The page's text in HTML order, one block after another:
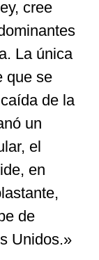
cree
La única
que se
de la
un
el
en
de
Unidos.»